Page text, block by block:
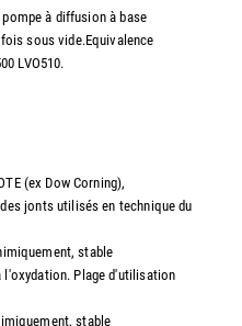
à diffusion à base
sous vide.Equivalence
LVO510.
(ex Dow Corning),
jonts utilisés en technique du
stable
Plage d'utilisation
stable